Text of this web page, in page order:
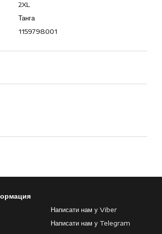
2XL
Танга
1159798001
Написати нам у Viber
Написати нам у Telegram